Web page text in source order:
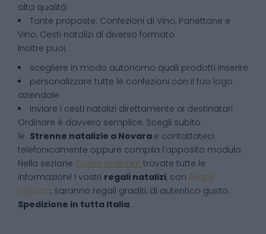
alta qualità
Tante proposte: Confezioni di Vino, Panettone e
Vino, Cesti natalizi di diverso formato
Inoltre puoi:
scegliere in modo autonomo quali prodotti inserire
personalizzare tutte le confezioni con il tuo logo
aziendale
inviare i cesti natalizi direttamente ai destinatari
Ordinare è davvero semplice. Scegli subito
le Strenne natalizie a Novara e contattateci
telefonicamente oppure compila l’apposito modulo.
Nella sezione Come ordinare trovate tutte le
informazioni! I vostri regali natalizi, con Regali
Digusto, saranno regali graditi, di autentico gusto.
Spedizione in tutta Italia.